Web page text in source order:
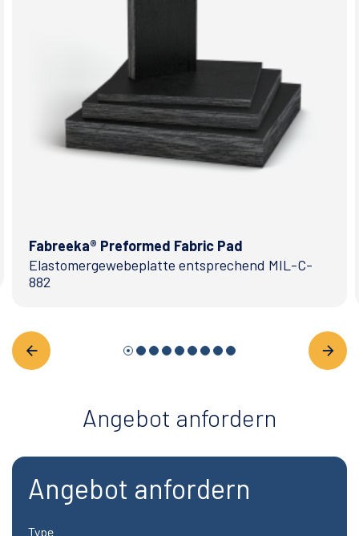
Fabreeka® Preformed Fabric Pad
Elastomergewebeplatte entsprechend MIL-C-
882
Angebot anfordern
Angebot anfordern
Type